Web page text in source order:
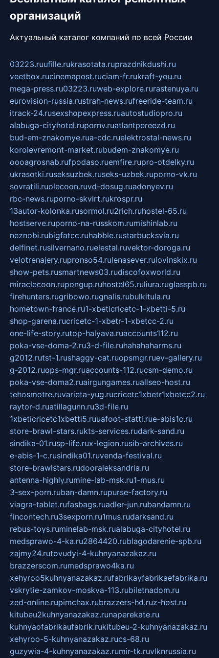
организаций
Актуальный каталог компаний по всей России
03223.ruufille.rukrasotata.ruprazdnikdushi.ru
veetbox.rucinemapost.ruciam-fr.rukraft-you.ru
mega-press.ru03223.ruweb-explore.rurastenuya.ru
eurovision-russia.rustrah-news.rufreeride-team.ru
itrack-24.rusexshopexpress.ruautostudiopro.ru
alabuga-cityhotel.rupornv.ruatlantpereezd.ru
bud-em-znakomye.rua-cdc.ruelektrostal-news.ru
korolevremont-market.rubudem-znakomye.ru
oooagrosnab.rufpodaso.ruemfire.rupro-otdelky.ru
ukrasotki.ruseksuzbek.ruseks-uzbek.ruporno-vk.ru
sovratili.ruolecoon.ruvd-dosug.ruadonyev.ru
rbc-news.ruporno-skvirt.rukrospr.ru
13autor-kolonka.rusormol.ru2rich.ruhostel-65.ru
hostserve.ruporno-na-russkom.rumishinlab.ru
neznobi.rubigfatcc.ruhabble.rustarbucksvia.ru
delfinet.rusilvernano.ruelestal.ruvektor-doroga.ru
velotrenajery.rupronso54.rulenasever.rulovinskix.ru
show-pets.rusmartnews03.rudiscofoxworld.ru
miraclecoon.rupongup.ruhostel65.ruliura.ruglasspb.ru
firehunters.rugribowo.rugnalis.rubulkitula.ru
hometown-france.ru1-xbeticricetc-1-xbetti-5.ru
shop-garena.rucricetc-1-xbetr-1-xbetcc-2.ru
one-life-story.rutop-halyava.ruaccounts112.ru
poka-vse-doma-2.ru3-d-file.ruhahahaharms.ru
g2012.rutst-1.rushaggy-cat.ruopsmgr.ruev-gallery.ru
g-2012.ruops-mgr.ruaccounts-112.rucsm-demo.ru
poka-vse-doma2.ruairgungames.ruallseo-host.ru
tehosmotre.ruvarieta-yug.rucricetc1xbetr1xbetcc2.ru
raytor-d.ruatillagunn.ru3d-file.ru
1xbeticricetc1xbetti5.ruuafoot-statti.rue-abis1c.ru
store-brawl-stars.rukts-services.rudark-sand.ru
sindika-01.rusp-life.rux-legion.rusib-archives.ru
e-abis-1-c.rusindika01.ruvenda-festival.ru
store-brawlstars.rudooraleksandria.ru
antenna-highly.rumine-lab-msk.ru1-mus.ru
3-sex-porn.ruban-damn.rupurse-factory.ru
viagra-tablet.rufasbags.ruadler-jun.rubandamn.ru
fincontech.ru3sexporn.ru1mus.rudarksand.ru
rebus-toys.ruminelab-msk.rualabuga-cityhotel.ru
medsprawo-4-ka.ru2864420.rublagodarenie-spb.ru
zajmy24.rutovudyi-4-kuhnyanazakaz.ru
brazzerscom.rumedsprawo4ka.ru
xehyroo5kuhnyanazakaz.rufabrikayfabrikaefabrika.ru
vskrytie-zamkov-moskva-113.rubiletnadom.ru
zed-online.rupimchax.rubrazzers-hd.ruz-host.ru
kitubeu2kuhnyanazakaz.runaperekate.ru
kuhnyaofabrikaufabrik.rukitubeu-2-kuhnyanazakaz.ru
xehyroo-5-kuhnyanazakaz.rucs-68.ru
guzywia-4-kuhnyanazakaz.rumir-tk.ruvlknrussia.ru